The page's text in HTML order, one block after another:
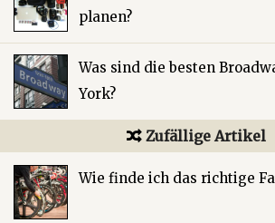
planen?
Was sind die besten
York?
Zufällige Artikel
Wie finde ich das richtige